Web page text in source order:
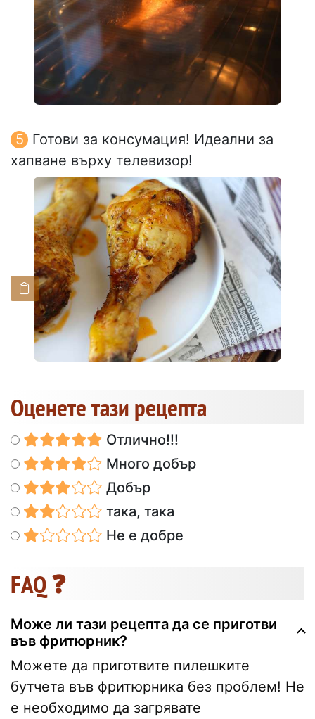
Готови за консумация! Идеални за
хапване върху телевизор!
Оценете тази рецепта
Отлично!!!
Много добър
Добър
така, така
Не е добре
FAQ ❓
Може ли тази рецепта да се приготви
във фритюрник?
Можете да приготвите пилешките
бутчета във фритюрника без проблем! Не
е необходимо да загрявате